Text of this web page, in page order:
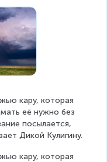
кару, которая
её нужно без
посылается,
Дикой Кулигину.
кару, которая